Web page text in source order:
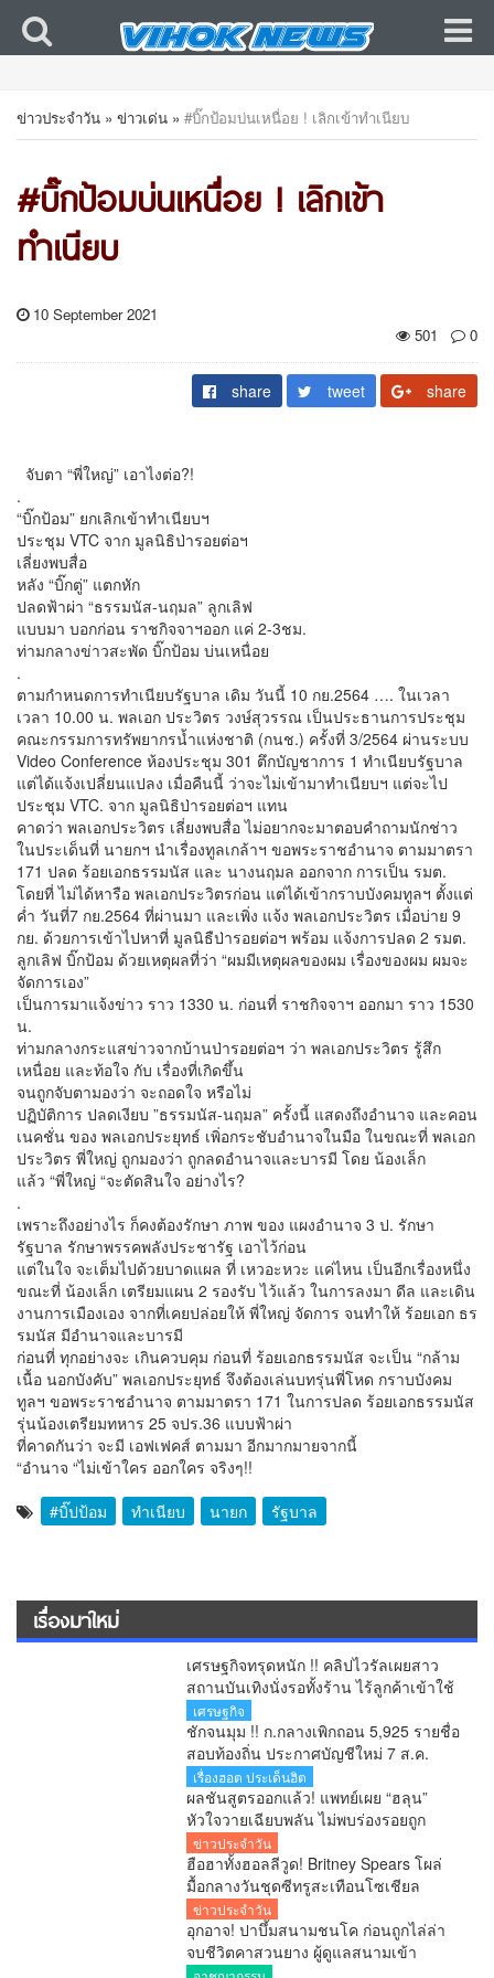
ข่าวประจำวัน » ข่าวเด่น » #บิ๊กป้อมบ่นเหนื่อย ! เลิกเข้าทำเนียบ
#บิ๊กป้อมบ่นเหนื่อย ! เลิกเข้า
ทำเนียบ
10 September 2021
501
0
share tweet share
จับตา “พี่ใหญ่” เอาไงต่อ?!
.
“บิ๊กป้อม” ยกเลิกเข้าทำเนียบฯ
ประชุม VTC จาก มูลนิธิป่ารอยต่อฯ
เลี่ยงพบสื่อ
หลัง “บิ๊กตู่” แตกหัก
ปลดฟ้าผ่า “ธรรมนัส-นฤมล” ลูกเลิฟ
แบบมา บอกก่อน ราชกิจจาฯออก แค่ 2-3ชม.
ท่ามกลางข่าวสะพัด บิ๊กป้อม บ่นเหนื่อย
.
ตามกำหนดการทำเนียบรัฐบาล เดิม วันนี้ 10 กย.2564 …. ในเวลา
เวลา 10.00 น. พลเอก ประวิตร วงษ์สุวรรณ เป็นประธานการประชุม
คณะกรรมการทรัพยากรน้ำแห่งชาติ (กนช.) ครั้งที่ 3/2564 ผ่านระบบ
Video Conference ห้องประชุม 301 ตึกบัญชาการ 1 ทำเนียบรัฐบาล
แต่ได้แจ้งเปลี่ยนแปลง เมื่อคืนนี้ ว่าจะไม่เข้ามาทำเนียบฯ แต่จะไป
ประชุม VTC. จาก มูลนิธิป่ารอยต่อฯ แทน
คาดว่า พลเอกประวิตร เลี่ยงพบสื่อ ไม่อยากจะมาตอบคำถามนักช่าว
ในประเด็นที่ นายกฯ นำเรื่องทูลเกล้าฯ ขอพระราชอำนาจ ตามมาตรา
171 ปลด ร้อยเอกธรรมนัส และ นางนฤมล ออกจาก การเป็น รมต.
โดยที่ ไม่ได้หารือ พลเอกประวิตรก่อน แต่ได้เข้ากราบบังคมทูลฯ ตั้งแต่
ค่ำ วันที่7 กย.2564 ที่ผ่านมา และเพิ่ง แจ้ง พลเอกประวิตร เมื่อบ่าย 9
กย. ด้วยการเข้าไปหาที่ มูลนิธืป่ารอยต่อฯ พร้อม แจ้งการปลด 2 รมต.
ลูกเลิฟ บิ๊กป้อม ด้วยเหตุผลที่ว่า “ผมมีเหตุผลของผม เรื่องของผม ผมจะ
จัดการเอง”
เป็นการมาแจ้งข่าว ราว 1330 น. ก่อนที่ ราชกิจจาฯ ออกมา ราว 1530
น.
ท่ามกลางกระแสข่าวจากบ้านป่ารอยต่อฯ ว่า พลเอกประวิตร รู้สึก
เหนื่อย และท้อใจ กับ เรื่องที่เกิดขึ้น
จนถูกจับตามองว่า จะถอดใจ หรือไม่
ปฏิบัติการ ปลดเงียบ ”ธรรมนัส-นฤมล” ครั้งนี้ แสดงถึงอำนาจ และคอน
เนคชั่น ของ พลเอกประยุทธ์ เพิ่อกระชับอำนาจในมือ ในขณะที่ พลเอก
ประวิตร พี่ใหญ่ ถูกมองว่า ถูกลดอำนาจและบารมี โดย น้องเล็ก
แล้ว “พี่ใหญ่ “จะตัดสินใจ อย่างไร?
.
เพราะถึงอย่างไร ก็คงต้องรักษา ภาพ ของ แผงอำนาจ 3 ป. รักษา
รัฐบาล รักษาพรรคพลังประชารัฐ เอาไว้ก่อน
แต่ในใจ จะเต็มไปด้วยบาดแผล ที่ เหวอะหวะ แค่ไหน เป็นอีกเรื่องหนึ่ง
ขณะที่ น้องเล็ก เตรียมแผน 2 รองรับ ไว้แล้ว ในการลงมา ดีล และเดิน
งานการเมืองเอง จากที่เคยปล่อยให้ พี่ใหญ่ จัดการ จนทำให้ ร้อยเอก ธร
รมนัส มีอำนาจและบารมี
ก่อนที่ ทุกอย่างจะ เกินควบคุม ก่อนที่ ร้อยเอกธรรมนัส จะเป็น “กล้าม
เนื้อ นอกบังคับ” พลเอกประยุทธ์ จึงต้องเล่นบทรุ่นพี่โหด กราบบังคม
ทูลฯ ขอพระราชอำนาจ ตามมาตรา 171 ในการปลด ร้อยเอกธรรมนัส
รุ่นน้องเตรียมทหาร 25 จปร.36 แบบฟ้าผ่า
ที่คาดกันว่า จะมี เอฟเฟคส์ ตามมา อีกมากมายจากนี้
“อำนาจ “ไม่เข้าใคร ออกใคร จริงๆ!!
#บิ๊ปป้อม
ทำเนียบ นายก รัฐบาล
เรื่องมาใหม่
เศรษฐกิจทรุดหนัก !! คลิปไวรัลเผยสาว
สถานบันเทิงนั่งรอทั้งร้าน ไร้ลูกค้าเข้าใช้
บริการ โซเชียลสะท้อนกำลังซื้อหดตัว
เศรษฐกิจ
ชักจนมุม !! ก.กลางเพิกถอน 5,925 รายชื่อ
สอบท้องถิ่น ประกาศบัญชีใหม่ 7 ส.ค.
ยืนยันพร้อมสู้ทุกคดี หลังอดีตอธิบดีโดน 6
ข้อหา
เรื่องฮอต ประเด็นฮิต
ผลชันสูตรออกแล้ว! แพทย์เผย “ฮลุน”
หัวใจวายเฉียบพลัน ไม่พบร่องรอยถูก
ทำร้าย รอผลสารพิษยืนยันอีก 1-2 สัปดาห์
ข่าวประจำวัน
ฮือฮาทั้งฮอลลีวูด! Britney Spears โผล่
มื้อกลางวันชุดซีทรูสะเทือนโซเชียล
ข่าวประจำวัน
อุกอาจ! ปาบึ้มสนามชนโค ก่อนถูกไล่ล่า
จบชีวิตคาสวนยาง ผู้ดูแลสนามเข้า
มอบตัว